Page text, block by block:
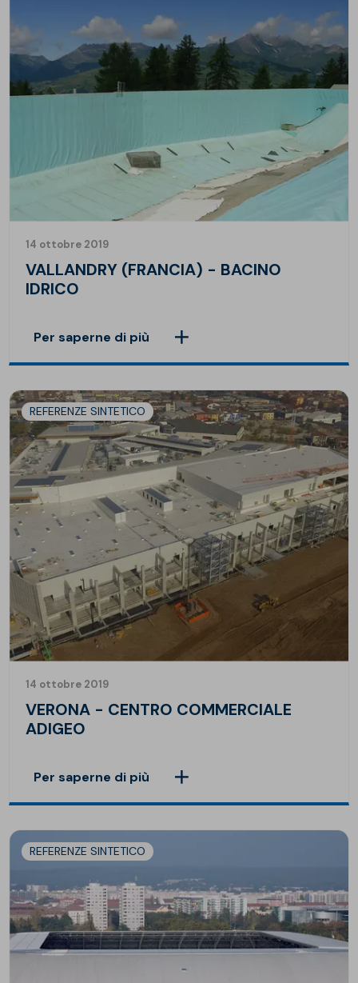
14 ottobre 2019
VALLANDRY (FRANCIA) - BACINO
IDRICO
Per saperne di più
REFERENZE SINTETICO
14 ottobre 2019
VERONA - CENTRO COMMERCIALE
ADIGEO
Per saperne di più
REFERENZE SINTETICO